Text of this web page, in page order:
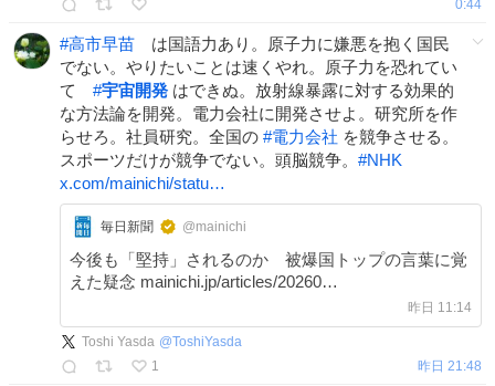
0:44
#高市早苗 は国語力あり。原子力に嫌悪を抱く国民
でない。やりたいことは速くやれ。原子力を恐れてい
て #宇宙開発 はできぬ。放射線暴露に対する効果的
な方法論を開発。電力会社に開発させよ。研究所を作
らせろ。社員研究。全国の #電力会社 を競争させる。
スポーツだけが競争でない。頭脳競争。 #NHK
x.com/mainichi/statu…
毎日新聞 @mainichi
今後も「堅持」されるのか 被爆国トップの言葉に覚
えた疑念 mainichi.jp/articles/20260…
昨日 11:14
Toshi Yasda @ToshiYasda
1
昨日 21:48